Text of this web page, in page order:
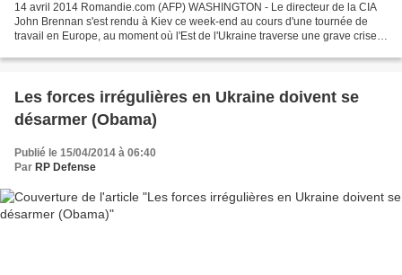
14 avril 2014 Romandie.com (AFP) WASHINGTON - Le directeur de la CIA
John Brennan s'est rendu à Kiev ce week-end au cours d'une tournée de
travail en Europe, au moment où l'Est de l'Ukraine traverse une grave crise,
Les forces irrégulières en Ukraine doivent se
désarmer (Obama)
Publié le 15/04/2014 à 06:40
Par RP Defense